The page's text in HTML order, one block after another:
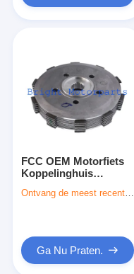
FCC OEM Motorfiets
Koppelinghuis
Honda Suzuki YamahaOntvang de meest recente Prijs
Ga Nu Praten.